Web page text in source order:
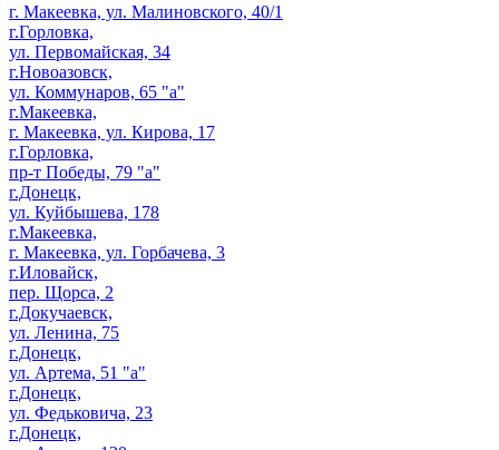
г. Макеевка, ул. Малиновского, 40/1
г.Горловка,
ул. Первомайская, 34
г.Новоазовск,
ул. Коммунаров, 65 "а"
г.Макеевка,
г. Макеевка, ул. Кирова, 17
г.Горловка,
пр-т Победы, 79 "а"
г.Донецк,
ул. Куйбышева, 178
г.Макеевка,
г. Макеевка, ул. Горбачева, 3
г.Иловайск,
пер. Щорса, 2
г.Докучаевск,
ул. Ленина, 75
г.Донецк,
ул. Артема, 51 "а"
г.Донецк,
ул. Федьковича, 23
г.Донецк,